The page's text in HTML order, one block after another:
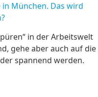
in München. Das wird
in der Arbeitswelt
gehe aber auch auf die
spannend werden.